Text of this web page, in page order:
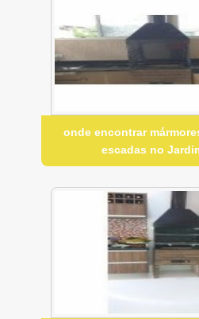
onde encontrar
escadas no